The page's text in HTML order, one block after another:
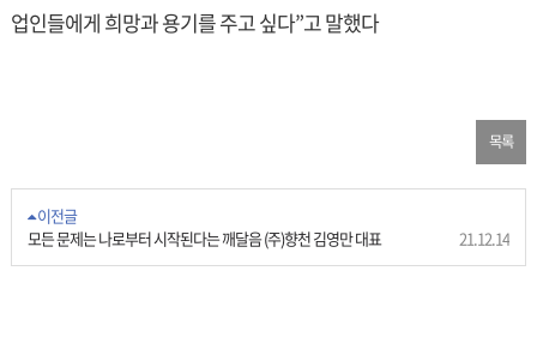
업인들에게 희망과 용기를 주고 싶다”고 말했다
목록
이전글
모든 문제는 나로부터 시작된다는 깨달음 (주)향천 김영만 대표
21.12.14